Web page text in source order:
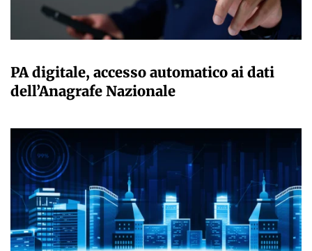
PA digitale, accesso automatico ai dati
dell’Anagrafe Nazionale